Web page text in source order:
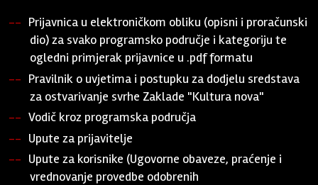
Prijavnica u elektroničkom obliku (opisni i proračunski
dio) za svako programsko područje i kategoriju te
ogledni primjerak prijavnice u .pdf formatu
Pravilnik o uvjetima i postupku za dodjelu sredstava
za ostvarivanje svrhe Zaklade "Kultura nova"
Vodič kroz programska područja
Upute za prijavitelje
Upute za korisnike (Ugovorne obaveze, praćenje i
vrednovanje provedbe odobrenih